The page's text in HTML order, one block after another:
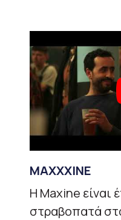
MAXXXINE
Η Maxine είναι
στραβοπατά